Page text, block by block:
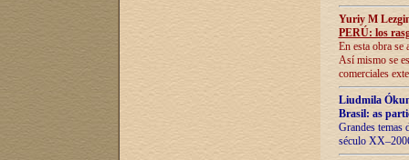
Yuriy M
PERÚ: los
En esta obra se
Así mismo se
comerciales
Liudmila
Brasil: as
Grandes temas
século